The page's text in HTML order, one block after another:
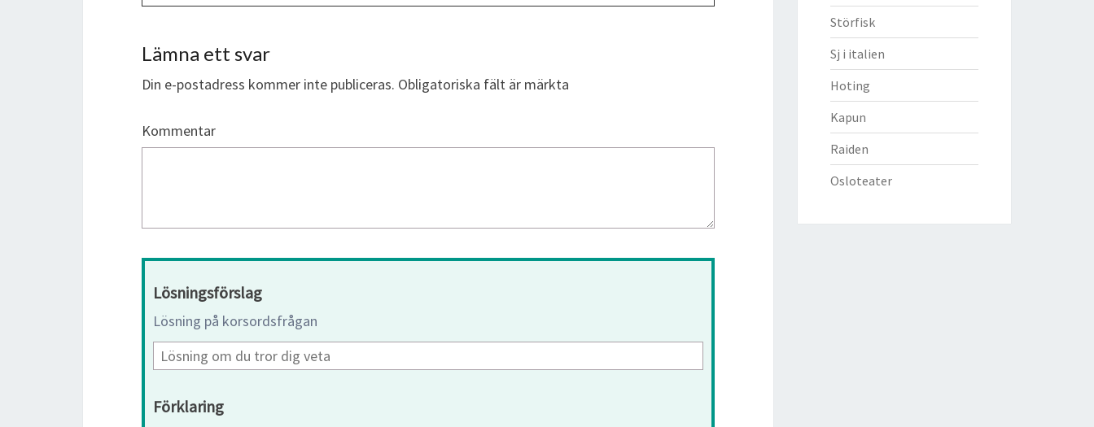
Lämna ett svar
Din e-postadress kommer inte publiceras. Obligatoriska fält är märkta
Kommentar
Lösningsförslag
Lösning på korsordsfrågan
Förklaring
Störfisk
Sj i italien
Hoting
Kapun
Raiden
Osloteater